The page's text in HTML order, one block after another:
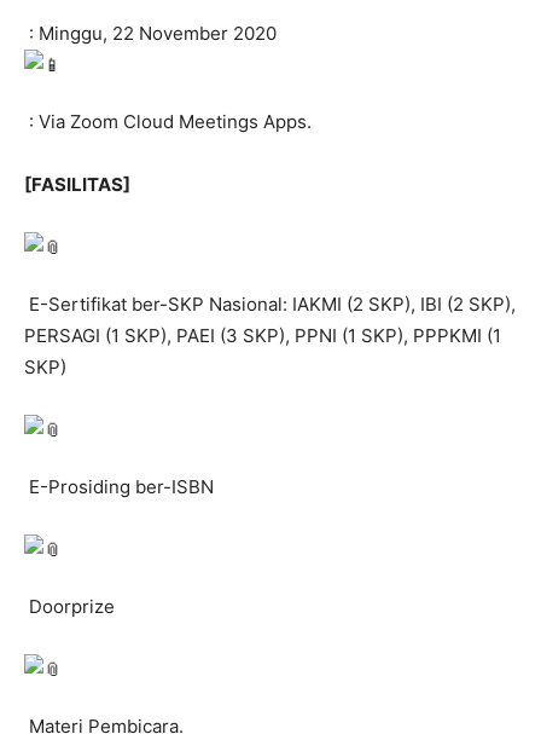
: Minggu, 22 November 2020
: Via Zoom Cloud Meetings Apps.
[FASILITAS]
E-Sertifikat ber-SKP Nasional: IAKMI (2 SKP), IBI (2 SKP),
PERSAGI (1 SKP), PAEI (3 SKP), PPNI (1 SKP), PPPKMI (1
SKP)
E-Prosiding ber-ISBN
Doorprize
Materi Pembicara.